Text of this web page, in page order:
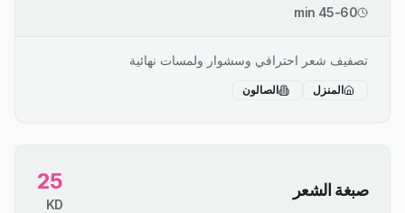
45-60 min
تصفيف شعر احترافي وسشوار ولمسات نهائية
المنزل الصالون
صبغة الشعر 25
KD